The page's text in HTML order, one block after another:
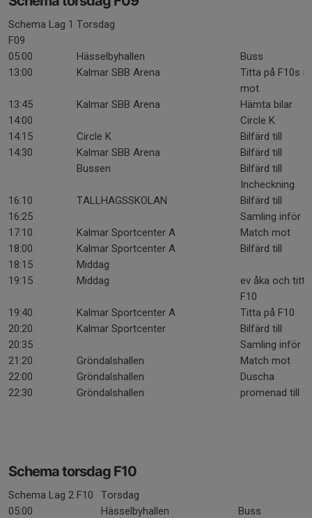
Schema Lag 1
F09
Torsdag
05:00 Hässelbyhallen
Buss
13:00
Kalmar SBB Arena
Titta på F10s
mot
13:45
Kalmar SBB Arena
Hämta bilar
14:00
Circle K
14:15
Circle K
Bilfärd till
14:30
Kalmar SBB Arena
Bilfärd till
Bussen
Bilfärd till
Incheckning
16:10
TALLHAGSSKOLAN
Bilfärd till
16:25
Samling inför
17:10
Kalmar Sportcenter A
Match mot
18:00
Kalmar Sportcenter A
Bilfärd till
18:15
Middag
19:15
Middag
ev åka och
F10
19:40
Kalmar Sportcenter A
Titta på F10
20:20
Kalmar Sportcenter
Bilfärd till
20:35
Samling inför
21:20
Gröndalshallen
Match mot
22:00
Gröndalshallen
Duscha
22:30
Gröndalshallen promenad till
Schema torsdag F10
Schema Lag 2 F10
Torsdag
05:00
Hässelbyhallen
Buss